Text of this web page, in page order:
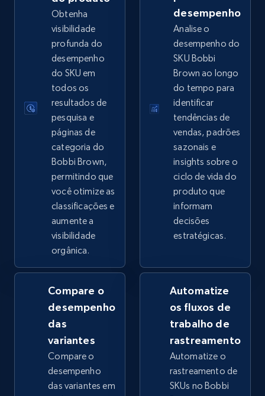
eBay - Collect records by category
URL, Product id, Title, Seller name, Seller rating,
Seller reviews, Breadcrumbs, Root category, and
2.5K+ Comece agora
Google Shopping
URL, Product id, Title, Product description,
Rating, Reviews count, Images, Variations, and
more.
Google Shopping - collects products from
web using keywords
URL, Product id, Title, Product description,
Rating, Reviews count, Images, Variations, and
more.
Obtenha
visibilidade
profunda do
desempenho
do SKU em
todos os
resultados de
pesquisa e
páginas de
categoria do
Bobbi Brown,
permitindo que
você otimize as
classificações e
aumente a
visibilidade
orgânica.
desempenho
Analise o
desempenho do
SKU Bobbi
Brown ao longo
do tempo para
identificar
tendências de
vendas, padrões
sazonais e
insights sobre o
ciclo de vida do
produto que
informam
decisões
estratégicas.
Compare o
desempenho
das
variantes
Compare o
desempenho
das variantes em
Automatize
os fluxos de
trabalho de
rastreamento
Automatize o
rastreamento de
SKUs no Bobbi